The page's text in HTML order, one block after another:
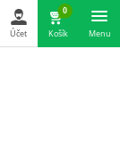
Účet
0
Košík Menu